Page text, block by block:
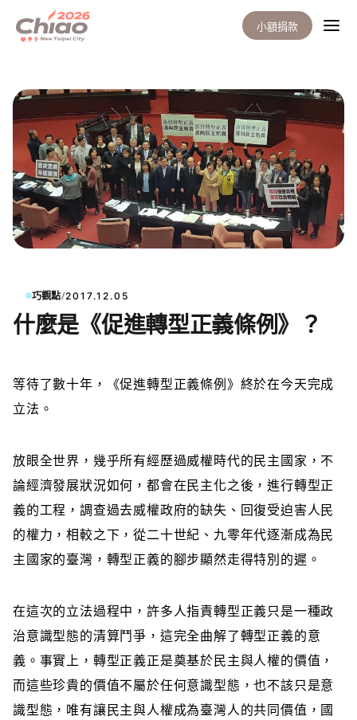
小額捐款
巧觀點/2017.12.05
什麼是《促進轉型正義條例》？
等待了數十年 ，《促進轉型正義條例》終於在今天完成
立法。
放眼全世界，幾乎所有經歷過威權時代的民主國家，不
論經濟發展狀況如何，都會在民主化之後，進行轉型正
義的工程，調查過去威權政府的缺失、回復受迫害人民
的權力，相較之下，從二十世紀、九零年代逐漸成為民
主國家的臺灣，轉型正義的腳步顯然走得特別的遲。
在這次的立法過程中，許多人指責轉型正義只是一種政
治意識型態的清算鬥爭，這完全曲解了轉型正義的意
義。事實上，轉型正義正是奠基於民主與人權的價值，
而這些珍貴的價值不屬於任何意識型態，也不該只是意
識型態，唯有讓民主與人權成為臺灣人的共同價值，國